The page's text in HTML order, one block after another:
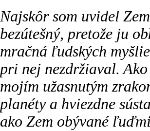
Najskôr som uvidel
bezútešný, pretože ju
mračná ľudských
pri nej nezdržiaval.
mojím užasnutým
planéty a hviezdne
ako Zem obývané